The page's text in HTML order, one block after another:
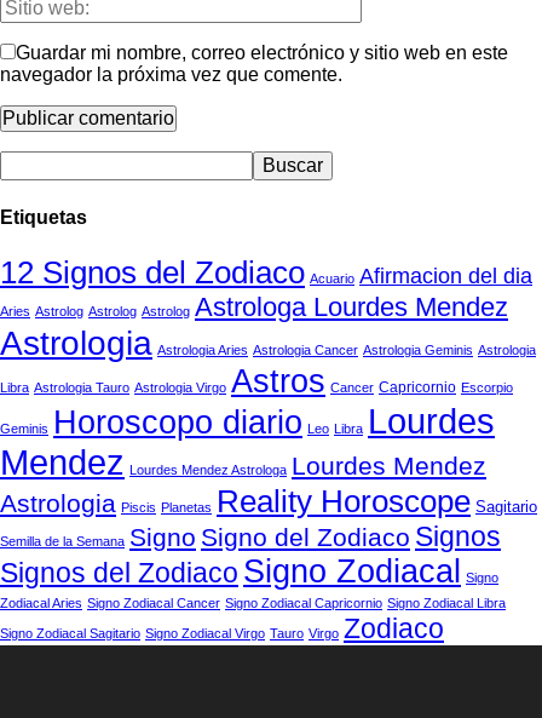
Guardar mi nombre, correo electrónico y sitio web en este
navegador la próxima vez que comente.
Etiquetas
12 Signos del Zodiaco Acuario Afirmacion del dia
Aries Astrolog Astrolog Astrolog Astrologa Lourdes Mendez
Astrologia Astrologia Aries Astrologia Cancer Astrologia Geminis Astrologia
Libra Astrologia Tauro Astrologia Virgo Astros Cancer Capricornio Escorpio
Geminis Horoscopo diario Leo Libra Lourdes
Mendez Lourdes Mendez Astrologa Lourdes Mendez
Astrologia Piscis Planetas Reality Horoscope Sagitario
Semilla de la Semana Signo Signo del Zodiaco Signos
Signos del Zodiaco Signo Zodiacal
Signo
Zodiacal Aries Signo Zodiacal Cancer Signo Zodiacal Capricornio Signo Zodiacal Libra
Signo Zodiacal Sagitario Signo Zodiacal Virgo Tauro Virgo Zodiaco